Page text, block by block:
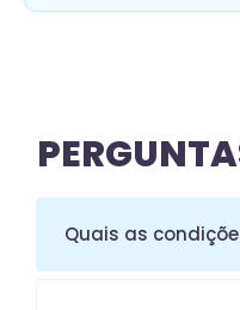
Quais as